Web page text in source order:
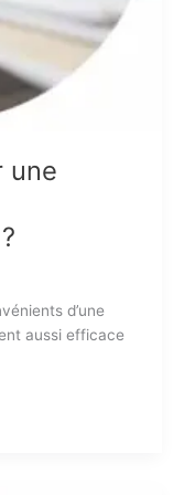
une
d’une
aussi efficace